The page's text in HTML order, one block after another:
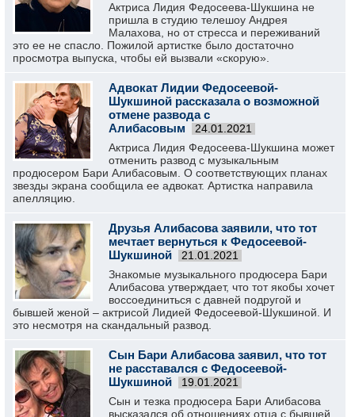
Актриса Лидия Федосеева-Шукшина не
пришла в студию телешоу Андрея
Малахова, но от стресса и переживаний
это ее не спасло. Пожилой артистке было достаточно
просмотра выпуска, чтобы ей вызвали «скорую».
Адвокат Лидии Федосеевой-
Шукшиной рассказала о возможной
отмене развода с
Алибасовым
24.01.2021
Актриса Лидия Федосеева-Шукшина может
отменить развод с музыкальным
продюсером Бари Алибасовым. О соответствующих планах
звезды экрана сообщила ее адвокат. Артистка направила
апелляцию.
Друзья Алибасова заявили, что тот
мечтает вернуться к Федосеевой-
Шукшиной
21.01.2021
Знакомые музыкального продюсера Бари
Алибасова утверждает, что тот якобы хочет
воссоединиться с давней подругой и
бывшей женой – актрисой Лидией Федосеевой-Шукшиной. И
это несмотря на скандальный развод.
Сын Бари Алибасова заявил, что тот
не расставался с Федосеевой-
Шукшиной
19.01.2021
Сын и тезка продюсера Бари Алибасова
высказался об отношениях отца с бывшей